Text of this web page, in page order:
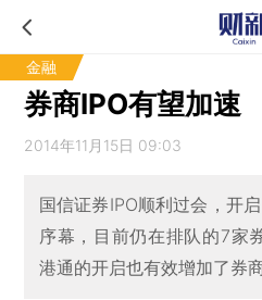
金融
券商IPO有望加速
2014年11月15日 09:03
国信证券IPO顺利过会，开
序幕，目前仍在排队的7家
港通的开启也有效增加了券